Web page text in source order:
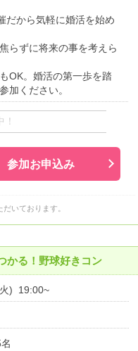
だから気軽に婚活を始め
らずに将来の事を考えら
OK。婚活の第一歩を踏
加ください。
参加お申込み
いております。
かる！野球好きコン
) 19:00~